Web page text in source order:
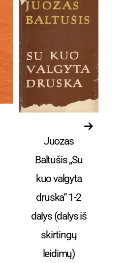
Juozas
Baltušis „Su
kuo valgyta
druska“ 1-2
dalys (dalys iš
skirtingų
leidimų)